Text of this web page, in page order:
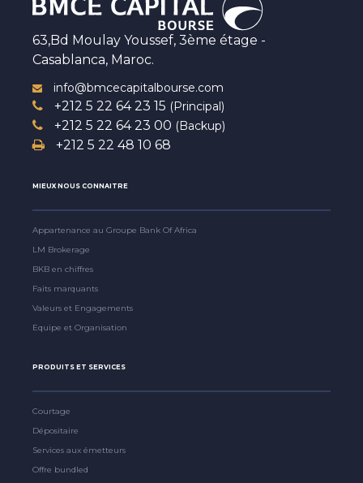
63,Bd Moulay Youssef, 3ème étage -
Casablanca, Maroc.
info@bmcecapitalbourse.com
+212 5 22 64 23 15 (Principal)
+212 5 22 64 23 00 (Backup)
+212 5 22 48 10 68
MIEUX NOUS CONNAITRE
Appartenance au Groupe Bank Of Africa
LM Brokerage
BKB en chiffres
Faits marquants
Valeurs et Engagements
Equipe et Organisation
PRODUITS ET SERVICES
Courtage
Dépositaire
Services aux émetteurs
Offre bundled